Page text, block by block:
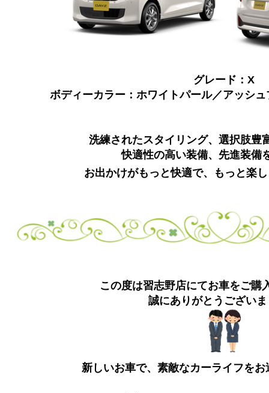
グレード：X
ボディーカラー：ホワイトパール／アッシ
洗練されたスタイリング、選択肢豊
快適性の高い装備、先進装備
お出かけがもっと快適で、もっと楽
この度は習志野店にてお車をご購
誠にありがとうござい
新しいお車で、素敵なカーライフをお